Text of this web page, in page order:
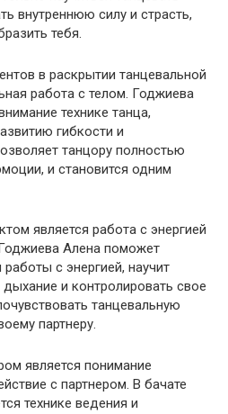
внутреннюю силу и страсть,
тебя.
в раскрытии танцевальной
работа с телом. Годжиева
технике танца,
гибкости и
танцору полностью
и становится одним
является работа с энергией
Алена поможет
с энергией, научит
и контролировать свое
танцевальную
партнеру.
является понимание
с партнером. В бачате
технике ведения и